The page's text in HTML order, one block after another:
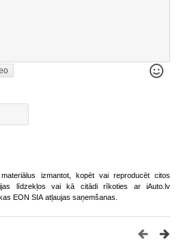
izmantot, kopēt vai reproducēt citos
līdzekļos vai kā citādi rīkoties ar iAuto.lv
EON SIA atļaujas saņemšanas.